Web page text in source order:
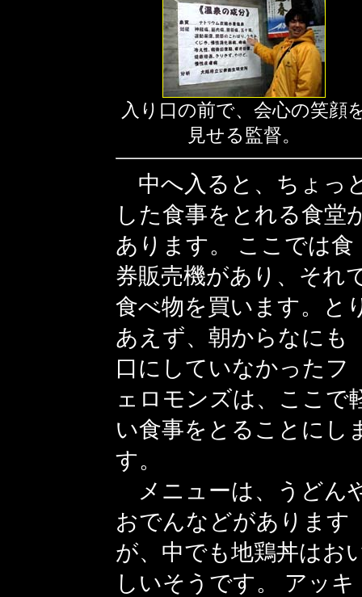
入り口の前で、会心の笑顔
見せる監督。
中へ入ると、ちょっ
した食事をとれる食堂
あります。 ここでは食
券販売機があり、それ
食べ物を買います。と
あえず、朝からなにも
口にしていなかったフ
ェロモンズは、ここで
い食事をとることにし
す。
メニューは、うどん
おでんなどがあります
が、中でも地鶏丼はお
しいそうです。 アッキ